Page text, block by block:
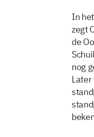
In
zegt
de
nog
Later